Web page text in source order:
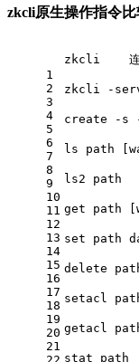
zkcli原生操作指令
1
2
3
4
5
6
7
8
9
10
11
12
13
14
15
16
17
18
19
20
21
zkcli    连
zkcli -
create -s -e
ls path
ls2 path
get path
set path
delete path
setacl
getacl
stat path